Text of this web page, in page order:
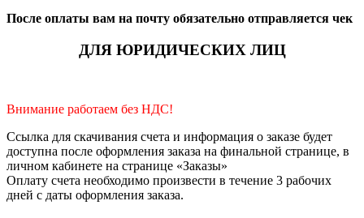
После оплаты вам на почту обязательно отправляется чек
ДЛЯ ЮРИДИЧЕСКИХ ЛИЦ
Внимание работаем без НДС!
Ссылка для скачивания счета и информация о заказе будет
доступна после оформления заказа на финальной странице, в
личном кабинете на странице «Заказы»
Оплату счета необходимо произвести в течение 3 рабочих
дней с даты оформления заказа.